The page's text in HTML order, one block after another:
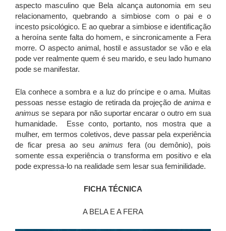
aspecto masculino que Bela alcança autonomia em seu
relacionamento, quebrando a simbiose com o pai e o
incesto psicológico. E ao quebrar a simbiose e identificação
a heroína sente falta do homem, e sincronicamente a Fera
morre. O aspecto animal, hostil e assustador se vão e ela
pode ver realmente quem é seu marido, e seu lado humano
pode se manifestar.
Ela conhece a sombra e a luz do príncipe e o ama. Muitas
pessoas nesse estagio de retirada da projeção deanima e
animus se separa por não suportar encarar o outro em sua
humanidade. Esse conto, portanto, nos mostra que a
mulher, em termos coletivos, deve passar pela experiência
de ficar presa ao seu animus fera (ou demônio), pois
somente essa experiência o transforma em positivo e ela
pode expressa-lo na realidade sem lesar sua feminilidade.
FICHA TÉCNICA
A BELA E A FERA